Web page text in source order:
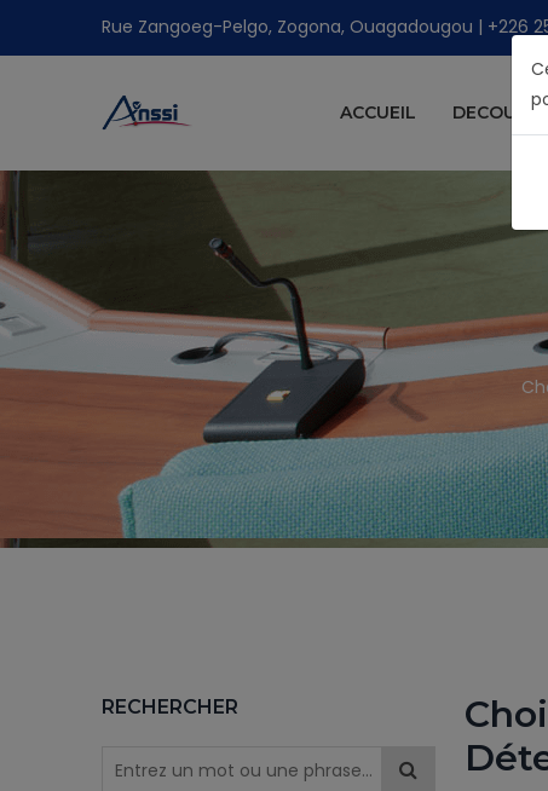
Rue Zangoeg-Pelgo, Zogona, Ouagadougou | +226
ACCUEIL
RECHERCHER